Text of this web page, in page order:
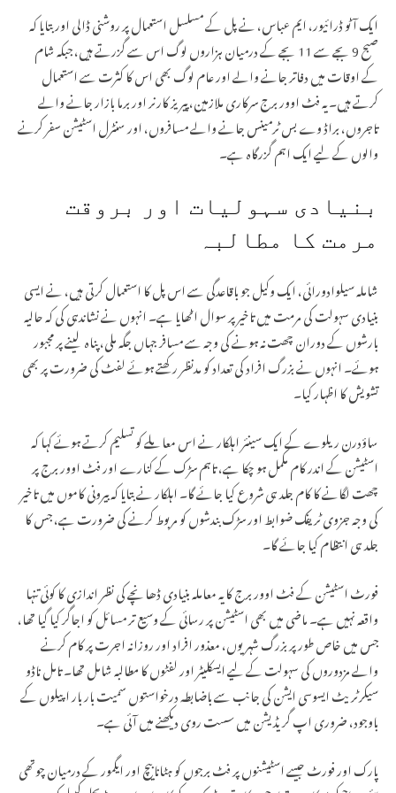
ایک آٹو ڈرائیور، ایم عباس، نے پل کے مسلسل استعمال پر روشنی ڈالی اور بتایا کہ
صبح 9 بجے سے 11 بجے کے درمیان ہزاروں لوگ اس سے گزرتے ہیں، جبکہ شام
کے اوقات میں دفاتر جانے والے اور عام لوگ بھی اس کا کثرت سے استعمال
کرتے ہیں۔ یہ فٹ اوور برج سرکاری ملازمین، پیریز کارنر اور برما بازار جانے والے
تاجروں، براڈ وے بس ٹرمینس جانے والے مسافروں، اور سنٹرل اسٹیشن سفر کرنے
والوں کے لیے ایک اہم گزرگاہ ہے۔
بنیادی سہولیات اور بروقت
مرمت کا مطالبہ
شاملہ سیلوادورائی، ایک وکیل جو باقاعدگی سے اس پل کا استعمال کرتی ہیں، نے ایسی
بنیادی سہولت کی مرمت میں تاخیر پر سوال اٹھایا ہے۔ انہوں نے نشاندہی کی کہ حالیہ
بارشوں کے دوران چھت نہ ہونے کی وجہ سے مسافر جہاں جگہ ملی، پناہ لینے پر مجبور
ہوئے۔ انہوں نے بزرگ افراد کی تعداد کو مدنظر رکھتے ہوئے لفٹ کی ضرورت پر بھی
تشویش کا اظہار کیا۔
ساؤدرن ریلوے کے ایک سینئر اہلکار نے اس معاملے کو تسلیم کرتے ہوئے کہا کہ
اسٹیشن کے اندر کام مکمل ہو چکا ہے، تاہم سڑک کے کنارے اور فٹ اوور برج پر
چھت لگانے کا کام جلد ہی شروع کیا جائے گا۔ اہلکار نے بتایا کہ بیرونی کاموں میں تاخیر
کی وجہ جزوی ٹریفک ضوابط اور سڑک بندشوں کو مربوط کرنے کی ضرورت ہے، جس کا
جلد ہی انتظام کیا جائے گا۔
فورٹ اسٹیشن کے فٹ اوور برج کا یہ معاملہ بنیادی ڈھانچے کی نظر اندازی کا کوئی تنہا
واقعہ نہیں ہے۔ ماضی میں بھی اسٹیشن پر رسائی کے وسیع تر مسائل کو اجاگر کیا گیا تھا،
جس میں خاص طور پر بزرگ شہریوں، معذور افراد اور روزانہ اجرت پر کام کرنے
والے مزدوروں کی سہولت کے لیے ایسکلیٹر اور لفٹوں کا مطالبہ شامل تھا۔ تامل ناڈو
سیکرٹریٹ ایسوسی ایشن کی جانب سے باضابطہ درخواستوں سمیت بار بار اپیلوں کے
باوجود، ضروری اپ گریڈیشن میں سست روی دیکھنے میں آئی ہے۔
پارک اور فورٹ جیسے اسٹیشنوں پر فٹ برجوں کو ہٹانا بیچ اور ایگمور کے درمیان چوتھی